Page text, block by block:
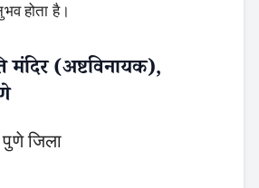
होता है।
मंदिर (अष्टविनायक),
जिला